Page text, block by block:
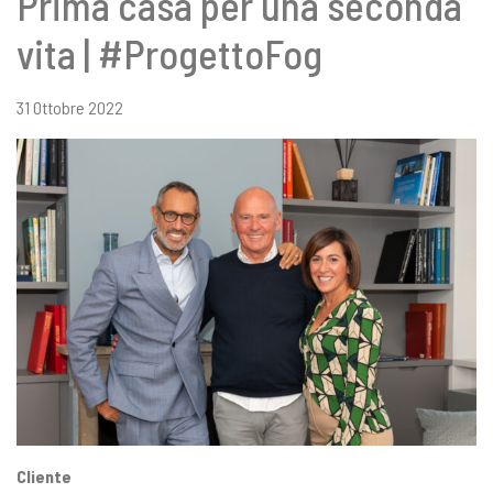
vita | #ProgettoFog
31 Ottobre 2022
Cliente